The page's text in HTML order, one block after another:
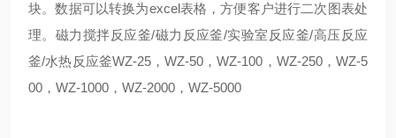
块。数据可以转换为excel表格，方便客户进行二次图表处
理。磁力搅拌反应釜/磁力反应釜/实验室反应釜/高压反应
釜/水热反应釜WZ-25，WZ-50，WZ-100，WZ-250，WZ-5
00，WZ-1000，WZ-2000，WZ-5000